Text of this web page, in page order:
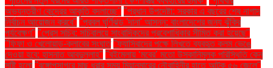
অভ্যন্তরীণ কেন্দ্রের আকৃতি বদলাচ্ছে" "প্রধান উপদেষ্টা: সরকার এ বছরের শেষ নাগাদ
নির্বাচন আয়োজন করবে" "প্রবল ঘূর্ণিঝড় 'দানা' আসন্ন: বাংলাদেশের জন্য ঝুঁকির
পর্যবেক্ষণ" "প্রেস সচিব: সচিবালয়ে সাংবাদিকদের প্রবেশাধিকার সীমিত করা হয়েছে"
"ফিফা ও খেলোয়াড়-ক্লাবের সংঘাত "ফ্যাসিবাদের পক্ষে লিখতে ব্যবহৃত কলম ভেঙে
দেওয়া হবে: হাসনাত আবদুল্লাহ" "বইমেলায় ‘মবের’ মতো উসকানিমূলক পরিস্থিতি কেন
সৃষ্টি হলো "বঙ্গোপসাগরে মাছ ধরার সময় মিয়ানমারের নৌবাহিনীর হাতে আটক ৫৬ জেলে"